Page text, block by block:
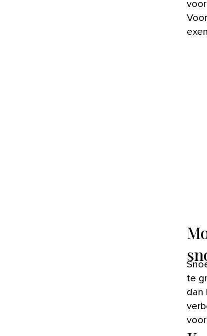
te
dan